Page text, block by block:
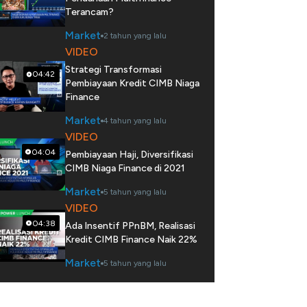
Terancam?
Market 2 tahun yang lalu
04:42
VIDEO
Strategi Transformasi
Pembiayaan Kredit CIMB Niaga
Finance
Market 4 tahun yang lalu
04:04
VIDEO
Pembiayaan Haji, Diversifikasi
CIMB Niaga Finance di 2021
Market 5 tahun yang lalu
04:38
VIDEO
Ada Insentif PPnBM, Realisasi
Kredit CIMB Finance Naik 22%
Market 5 tahun yang lalu